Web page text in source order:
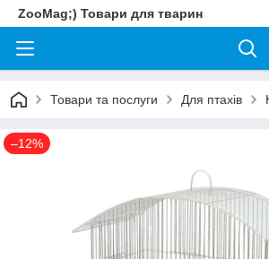
ZooMag;) Товари для тварин
Товари та послуги Для птахів
–12%